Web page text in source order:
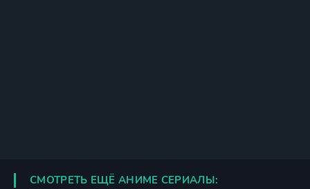
СМОТРЕТЬ ЕЩЁ АНИМЕ СЕРИАЛЫ: